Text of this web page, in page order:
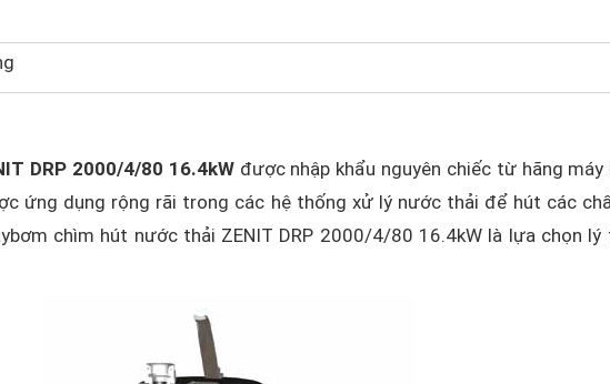
DRP 2000/4/80 16.4kWđược nhập khẩu nguyên chiếc từ hãng máy
ứng dụng rộng rãi trong các hệ thống xử lý nước thải để hút các
chìm hút nước thải ZENIT DRP 2000/4/80 16.4kW là lựa chọn